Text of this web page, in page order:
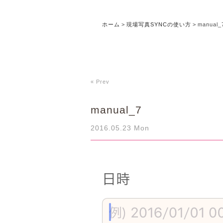
ホーム > 現場写真SYNCの使い方 >
« Prev
manual_7
2016.05.23 Mon